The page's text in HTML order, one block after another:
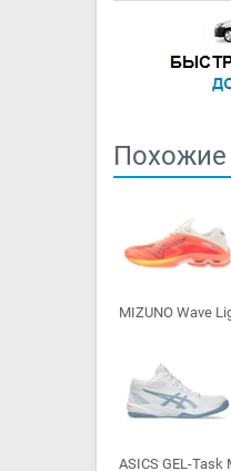
MIZUNO Wave
ASICS GEL-Task